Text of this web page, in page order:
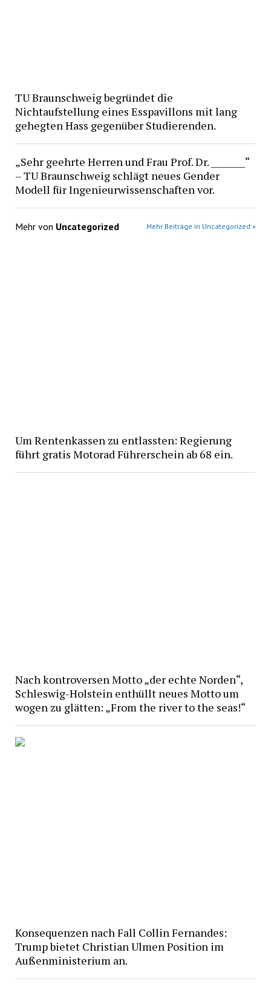
TU Braunschweig begründet die
Nichtaufstellung eines Esspavillons mit lang
gehegten Hass gegenüber Studierenden.
„Sehr geehrte Herren und Frau Prof. Dr. ________“
– TU Braunschweig schlägt neues Gender
Modell für Ingenieurwissenschaften vor.
Mehr von Uncategorized Mehr Beiträge in Uncategorized »
Um Rentenkassen zu entlassten: Regierung
führt gratis Motorad Führerschein ab 68 ein.
Nach kontroversen Motto „der echte Norden“,
Schleswig-Holstein enthüllt neues Motto um
wogen zu glätten: „From the river to the seas!“
Konsequenzen nach Fall Collin Fernandes:
Trump bietet Christian Ulmen Position im
Außenministerium an.